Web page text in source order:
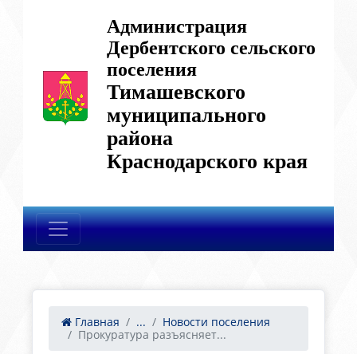
Администрация
Дербентского сельского
поселения
Тимашевского
муниципального
района
Краснодарского края
Главная ...
Новости поселения
Прокуратура разъясняет...